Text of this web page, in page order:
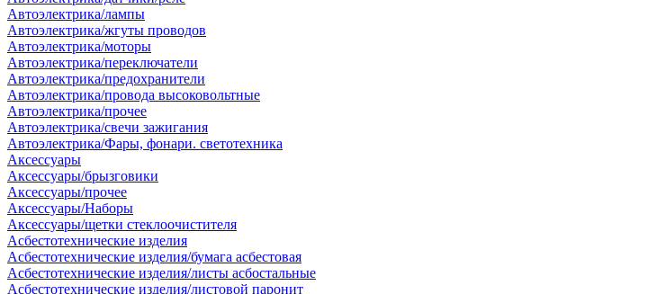
Автоэлектрика/лампы
Автоэлектрика/жгуты проводов
Автоэлектрика/моторы
Автоэлектрика/переключатели
Автоэлектрика/предохранители
Автоэлектрика/провода высоковольтные
Автоэлектрика/прочее
Автоэлектрика/свечи зажигания
Автоэлектрика/Фары, фонари. светотехника
Аксессуары
Аксессуары/брызговики
Аксессуары/прочее
Аксессуары/Наборы
Аксессуары/щетки стеклоочистителя
Асбестотехнические изделия
Асбестотехнические изделия/бумага асбестовая
Асбестотехнические изделия/листы асбостальные
Асбестотехнические изделия/листовой паронит